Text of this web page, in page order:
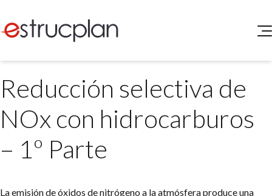
SERVICIOS
Medio Ambiente
Legislación
INGRESAR
Portal de Clientes
Reducción selectiva de
NOx con hidrocarburos
– 1º Parte
La emisión de óxidos de nitrógeno a la atmósfera produce una